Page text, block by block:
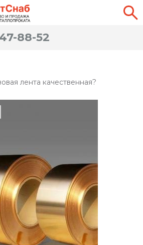
88-52
лента качественная?